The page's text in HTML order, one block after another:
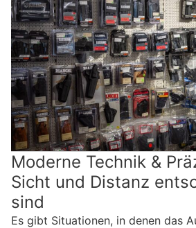
Moderne Technik &
Sicht und Distanz
sind
Es gibt Situationen, in denen das